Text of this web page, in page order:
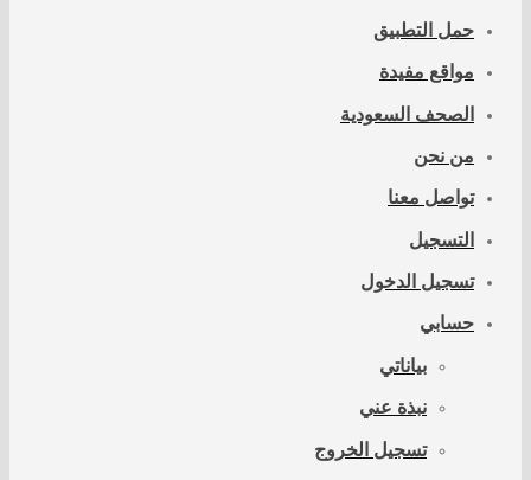
حمل التطبيق
مواقع مفيدة
الصحف السعودية
من نحن
تواصل معنا
التسجيل
تسجيل الدخول
حسابي
بياناتي
نبذة عني
تسجيل الخروج